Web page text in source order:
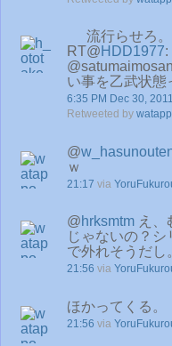
流行らせろ
RT@ HDD1977:
い事を乙武状態
6:35 PM Dec 30, 2011
Retweeted by
@
ｗ
21:17 via
@hrksmtm え、
じゃないの？
で外れそうだし
21:56 via
ほかってくる。
21:56 via